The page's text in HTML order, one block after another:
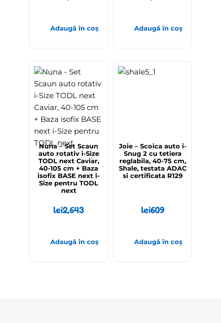
Adaugă în coș Adaugă în coș
Nuna – Set Scaun
auto rotativ i-Size
TODL next Caviar,
40-105 cm + Baza
isofix BASE next i-
Size pentru TODL
next
lei2,643
Adaugă în coș
Joie – Scoica auto i-
Snug 2 cu tetiera
reglabila, 40-75 cm,
Shale, testata ADAC
si certificata R129
lei609
Adaugă în coș